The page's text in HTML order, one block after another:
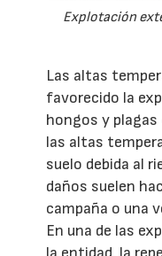
Explotación
Las altas
favorecido la
hongos y
las altas
suelo debida al
daños suelen
campaña o una
En una de las